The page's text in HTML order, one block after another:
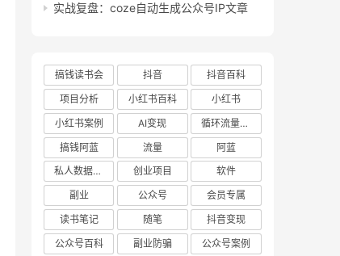
实战复盘：coze自动生成公众号IP文章
搞钱读书会 抖音
抖音百科
项目分析
小红书百科
小红书
小红书案例
AI变现
循环流量实验室
搞钱阿蓝
流量
阿蓝
私人数据库项目
创业项目
软件
副业
公众号
会员专属
读书笔记
随笔
抖音变现
公众号百科
副业防骗
公众号案例